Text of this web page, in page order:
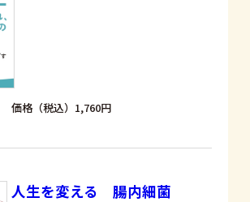
価格（税込）1,760円
人生を変える 腸内細菌